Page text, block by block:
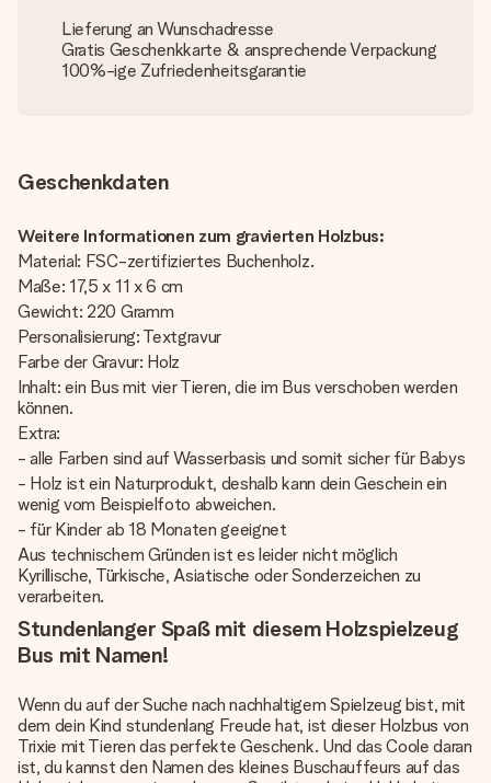
Lieferung an Wunschadresse
Gratis Geschenkkarte & ansprechende Verpackung
100%-ige Zufriedenheitsgarantie
Geschenkdaten
Weitere Informationen zum gravierten Holzbus:
Material: FSC-zertifiziertes Buchenholz.
Maße: 17,5 x 11 x 6 cm
Gewicht: 220 Gramm
Personalisierung: Textgravur
Farbe der Gravur: Holz
Inhalt: ein Bus mit vier Tieren, die im Bus verschoben werden
können.
Extra:
- alle Farben sind auf Wasserbasis und somit sicher für Babys
- Holz ist ein Naturprodukt, deshalb kann dein Geschein ein
wenig vom Beispielfoto abweichen.
- für Kinder ab 18 Monaten geeignet
Aus technischem Gründen ist es leider nicht möglich
Kyrillische, Türkische, Asiatische oder Sonderzeichen zu
verarbeiten.
Stundenlanger Spaß mit diesem Holzspielzeug
Bus mit Namen!
Wenn du auf der Suche nach nachhaltigem Spielzeug bist, mit
dem dein Kind stundenlang Freude hat, ist dieser Holzbus von
Trixie mit Tieren das perfekte Geschenk. Und das Coole daran
ist, du kannst den Namen des kleines Buschauffeurs auf das